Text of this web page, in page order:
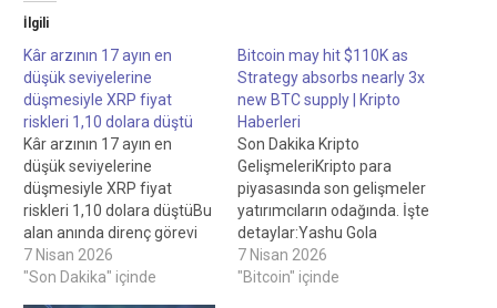
İlgili
Kâr arzının 17 ayın en
düşük seviyelerine
düşmesiyle XRP fiyat
riskleri 1,10 dolara düştü
Kâr arzının 17 ayın en
düşük seviyelerine
düşmesiyle XRP fiyat
riskleri 1,10 dolara düştüBu
alan anında direnç görevi
görüyor.Kaynak:
SantimentBu, yatırımcıların
7 Nisan 2026
"Son Dakika" içinde
Bitcoin may hit $110K as
Strategy absorbs nearly 3x
new BTC supply | Kripto
Haberleri
Son Dakika Kripto
GelişmeleriKripto para
piyasasında son gelişmeler
yatırımcıların odağında. İşte
detaylar:Yashu Gola
tarafından yazıldı, Personel
Yazarı Allen Scott
7 Nisan 2026
"Bitcoin" içinde